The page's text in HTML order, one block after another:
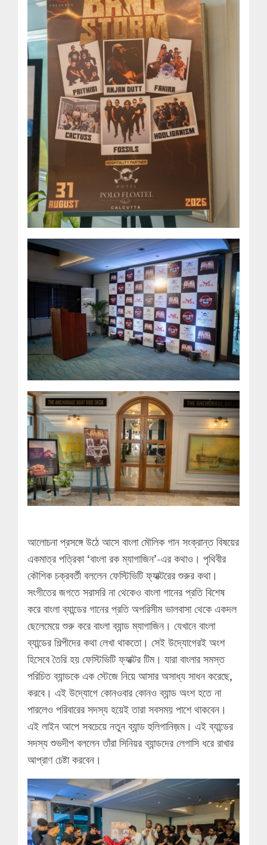
আলোচনা প্রসঙ্গে উঠে আসে বাংলা মৌলিক গান সংক্রান্ত বিষয়ের
একমাত্র পত্রিকা ‘বাংলা রক ম্যাগাজিন’-এর কথাও। পৃথিবীর
কৌশিক চক্রবর্তী বললেন ফেস্টিভিটি ফ্যাক্টরের শুরুর কথা।
সংগীতের জগতে সরাসরি না থেকেও বাংলা গানের প্রতি বিশেষ
করে বাংলা ব্যান্ডের গানের প্রতি অপরিসীম ভালবাসা থেকে একদল
ছেলেমেয়ে শুরু করে বাংলা ব্যান্ড ম্যাগাজিন। যেখানে বাংলা
ব্যান্ডের শিল্পীদের কথা লেখা থাকতো। সেই উদ্যোগেরই অংশ
হিসেবে তৈরি হয় ফেস্টিভিটি ফ্যাক্টর টিম। যারা বাংলার সমস্ত
পরিচিত ব্যান্ডকে এক স্টেজে নিয়ে আসার অসাধ্য সাধন করেছে,
করবে। এই উদ্যোগে কোনওবার কোনও ব্যান্ড অংশ হতে না
পারলেও পরিবারের সদস্য হয়েই তারা সবসময় পাশে থাকবেন।
এই লাইন আপে সবচেয়ে নতুন ব্যান্ড হুলিগানিজ়ম। এই ব্যান্ডের
সদস্য শুভদীপ বললেন তাঁরা সিনিয়র ব্যান্ডদের লেগাসি ধরে রাখার
আপ্রাণ চেষ্টা করবেন।